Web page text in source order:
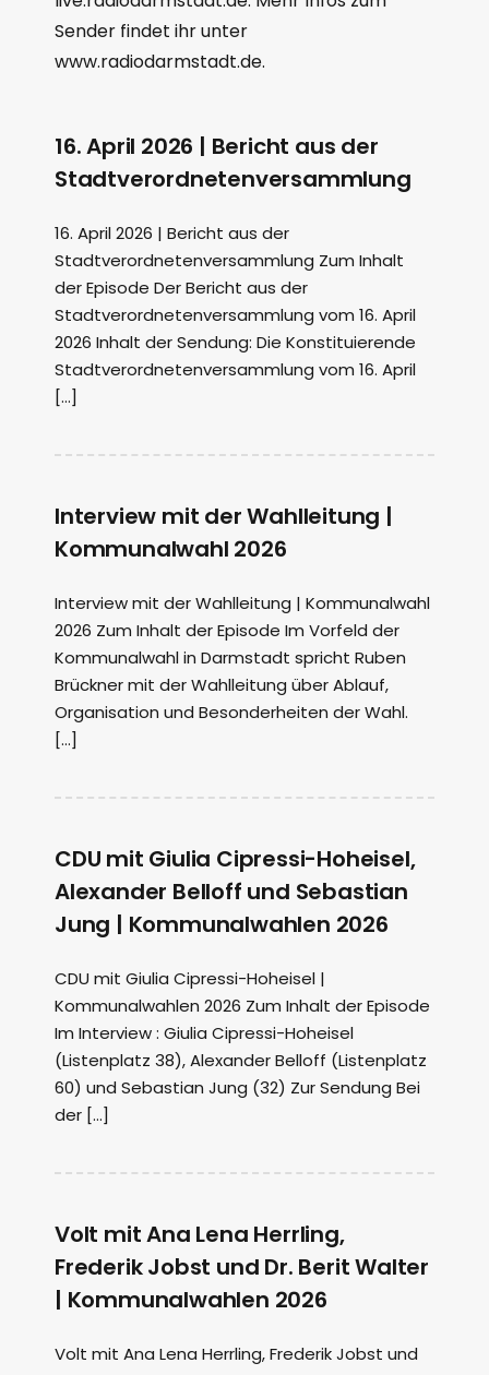
Sender findet ihr unter
www.radiodarmstadt.de.
16. April 2026 | Bericht aus der
Stadtverordnetenversammlung
16. April 2026 | Bericht aus der
Stadtverordnetenversammlung Zum Inhalt
der Episode Der Bericht aus der
Stadtverordnetenversammlung vom 16. April
2026 Inhalt der Sendung: Die Konstituierende
Stadtverordnetenversammlung vom 16. April
[…]
Interview mit der Wahlleitung |
Kommunalwahl 2026
Interview mit der Wahlleitung | Kommunalwahl
2026 Zum Inhalt der Episode Im Vorfeld der
Kommunalwahl in Darmstadt spricht Ruben
Brückner mit der Wahlleitung über Ablauf,
Organisation und Besonderheiten der Wahl.
[…]
CDU mit Giulia Cipressi-Hoheisel,
Alexander Belloff und Sebastian
Jung | Kommunalwahlen 2026
CDU mit Giulia Cipressi-Hoheisel |
Kommunalwahlen 2026 Zum Inhalt der Episode
Im Interview : Giulia Cipressi-Hoheisel
(Listenplatz 38), Alexander Belloff (Listenplatz
60) und Sebastian Jung (32) Zur Sendung Bei
der […]
Volt mit Ana Lena Herrling,
Frederik Jobst und Dr. Berit Walter
| Kommunalwahlen 2026
Volt mit Ana Lena Herrling, Frederik Jobst und